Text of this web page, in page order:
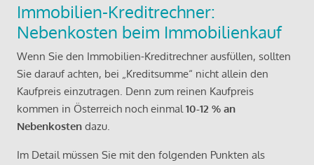
Immobilien-Kreditrechner:
Nebenkosten beim Immobilienkauf
Wenn Sie den Immobilien-Kreditrechner ausfüllen, sollten
Sie darauf achten, bei „Kreditsumme“ nicht allein den
Kaufpreis einzutragen. Denn zum reinen Kaufpreis
kommen in Österreich noch einmal10-12 % an
Nebenkosten dazu.
Im Detail müssen Sie mit den folgenden Punkten als